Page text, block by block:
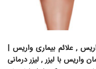
, علائم بیماری واریس |
واریس با لیزر , لیزر درمانی